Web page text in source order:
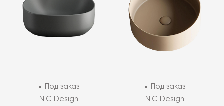
Под заказ
NIC Design
Под заказ
NIC Design